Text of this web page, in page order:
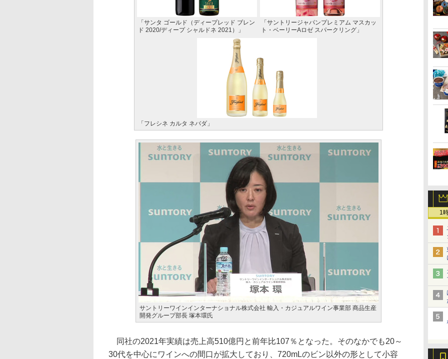
1
「サンタ ゴールド（ディープレッド ブレン
ド 2020/ディープ シャルドネ 2021）」
「サントリージャパンプレミアム マスカッ
ト・ベーリーAロゼ スパークリング」
「フレシネ カルタ ネバダ」
サントリーワインインターナショナル株式会社 輸入・カジュアルワイン事業部 商品生産
開発グループ部長 塚本環氏
同社の2021年実績は売上高510億円と前年比107％となった。そのなかでも20～
30代を中心にワインへの間口が拡大しており、720mLのビン以外の形として小容